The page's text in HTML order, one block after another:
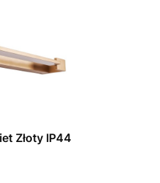
Złoty IP44